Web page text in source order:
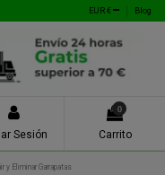
EUR € Blog
Sesión
0
Carrito
y Eliminar Garrapatas